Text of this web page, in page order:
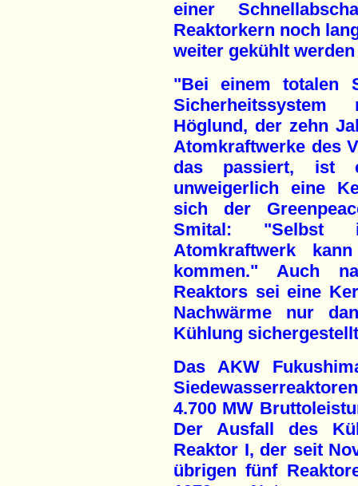
einer
Reaktorkern noch
weiter gekühlt
"Bei einem totalen
Höglund, der zehn
Atomkraftwerke des
das passiert, ist
unweigerlich eine
sich der
Smital: "Selbst
Atomkraftwerk
kommen." Auch
Reaktors sei eine
Nachwärme nur
Kühlung
Das AKW
4.700 MW
Der Ausfall des
Reaktor I, der seit
übrigen fünf